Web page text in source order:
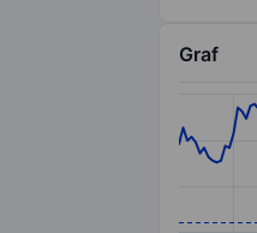
Graf
Line
The
The